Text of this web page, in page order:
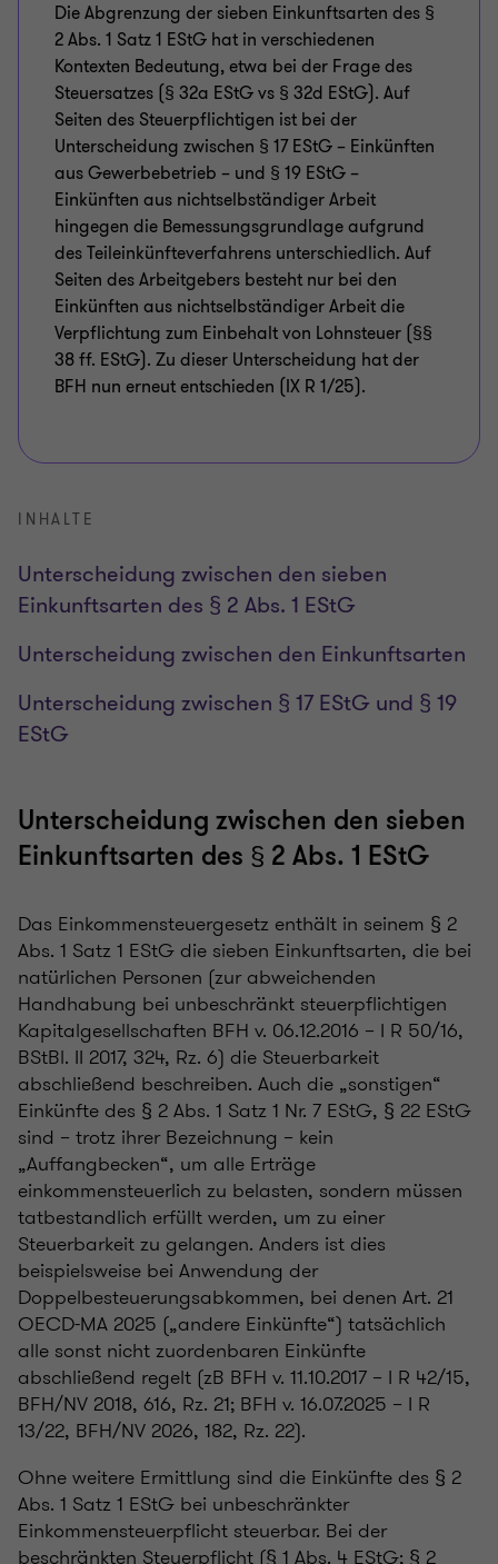
Die Abgrenzung der sieben Einkunftsarten des §
2 Abs. 1 Satz 1 EStG hat in verschiedenen
Kontexten Bedeutung, etwa bei der Frage des
Steuersatzes (§ 32a EStG vs § 32d EStG). Auf
Seiten des Steuerpflichtigen ist bei der
Unterscheidung zwischen § 17 EStG – Einkünften
aus Gewerbebetrieb – und § 19 EStG –
Einkünften aus nichtselbständiger Arbeit
hingegen die Bemessungsgrundlage aufgrund
des Teileinkünfteverfahrens unterschiedlich. Auf
Seiten des Arbeitgebers besteht nur bei den
Einkünften aus nichtselbständiger Arbeit die
Verpflichtung zum Einbehalt von Lohnsteuer (§§
38 ff. EStG). Zu dieser Unterscheidung hat der
BFH nun erneut entschieden (IX R 1/25).
INHALTE
Unterscheidung zwischen den sieben
Einkunftsarten des § 2 Abs. 1 EStG
Unterscheidung zwischen den Einkunftsarten
Unterscheidung zwischen § 17 EStG und § 19
EStG
Unterscheidung zwischen den sieben
Einkunftsarten des § 2 Abs. 1 EStG
Das Einkommensteuergesetz enthält in seinem § 2
Abs. 1 Satz 1 EStG die sieben Einkunftsarten, die bei
natürlichen Personen (zur abweichenden
Handhabung bei unbeschränkt steuerpflichtigen
Kapitalgesellschaften BFH v. 06.12.2016 – I R 50/16,
BStBl. II 2017, 324, Rz. 6) die Steuerbarkeit
abschließend beschreiben. Auch die „sonstigen“
Einkünfte des § 2 Abs. 1 Satz 1 Nr. 7 EStG, § 22 EStG
sind – trotz ihrer Bezeichnung – kein
„Auffangbecken“, um alle Erträge
einkommensteuerlich zu belasten, sondern müssen
tatbestandlich erfüllt werden, um zu einer
Steuerbarkeit zu gelangen. Anders ist dies
beispielsweise bei Anwendung der
Doppelbesteuerungsabkommen, bei denen Art. 21
OECD-MA 2025 („andere Einkünfte“) tatsächlich
alle sonst nicht zuordenbaren Einkünfte
abschließend regelt (zB BFH v. 11.10.2017 – I R 42/15,
BFH/NV 2018, 616, Rz. 21; BFH v. 16.07.2025 – I R
13/22, BFH/NV 2026, 182, Rz. 22).
Ohne weitere Ermittlung sind die Einkünfte des § 2
Abs. 1 Satz 1 EStG bei unbeschränkter
Einkommensteuerpflicht steuerbar. Bei der
beschränkten Steuerpflicht (§ 1 Abs. 4 EStG; § 2